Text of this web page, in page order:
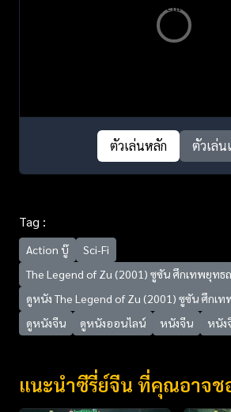
ตัวเล่นหลัก ตัวเล่น
Tag :
Action บู๊
Sci-Fi
The Legend of Zu (2001) ซูซัน ศึกเทพยุทธ
ดูหนัง The Legend of Zu (2001) ซูซัน ศึกเ
ดูหนังจีน
ดูหนังออนไลน์ หนังจีน หนัง
แนะนำซีรี่ย์จีน ที่คุณอาจช